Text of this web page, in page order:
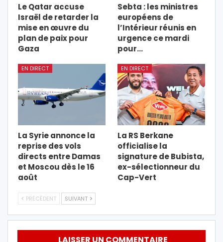
Le Qatar accuse
Israël de retarder la
mise en œuvre du
plan de paix pour
Gaza
Sebta : les ministres
européens de
l’Intérieur réunis en
urgence ce mardi
pour…
EN DIRECT
La Syrie annonce la
reprise des vols
directs entre Damas
et Moscou dès le 16
août
EN DIRECT
La RS Berkane
officialise la
signature de Bubista,
ex-sélectionneur du
Cap-Vert
PRÉCÉDENT SUIVANT